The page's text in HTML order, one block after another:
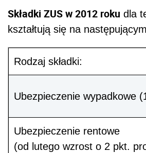
Składki ZUS w 2012 roku dla
kształtują się na
Rodzaj składki:
Ubezpieczenie wypadkowe
Ubezpieczenie rentowe
(od lutego wzrost o 2 pkt.